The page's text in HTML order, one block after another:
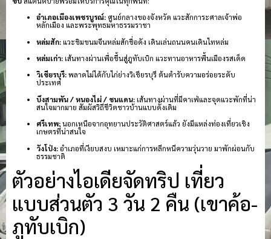
อำเภอเมืองเพชรบูรณ์: ศูนย์กลางของจังหวัด แวะสักการะศาลเจ้าพ่อ
หลักเมือง และพระพุทธมหาธรรมราชา
หล่มสัก:แวะชิมขนมจีนหล่มสักชื่อดัง เดินเล่นถนนคนเดินไทหล่ม
หล่มเก่า:เส้นทางผ่านเพื่อขึ้นสู่ภูทับเบิก แวะทานอาหารพื้นเมืองรสเด็ด
วิเชียรบุรี:พลาดไม่ได้กับไก่ย่างวิเชียรบุรี ต้นตำรับความอร่อยระดับ
ประเทศ
บึงสามพัน / หนองไผ่ / ชนแดน:เส้นทางผ่านที่มีคาเฟ่และจุดแวะพักที่น่า
สนใจมากมาย สัมผัสวิถีชีวิตชาวบ้านแบบดั้งเดิม
ศรีเทพ:นอกเหนือจากอุทยานประวัติศาสตร์แล้ว ยังมีแหล่งท่องเที่ยวเชิง
เกษตรที่น่าสนใจ
วังโป่ง:อำเภอที่เงียบสงบ เหมาะแก่การหลีกหนีความวุ่นวาย มาพักผ่อนกับ
ธรรมชาติ
ตัวอย่างไอเดียจัดทริป เที่ยว
แบบส่วนตัว 3 วัน 2 คืน (เขาค้อ-
ภูทับเบิก)